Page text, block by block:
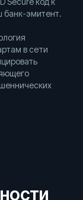
банк-эмитент.
в сети